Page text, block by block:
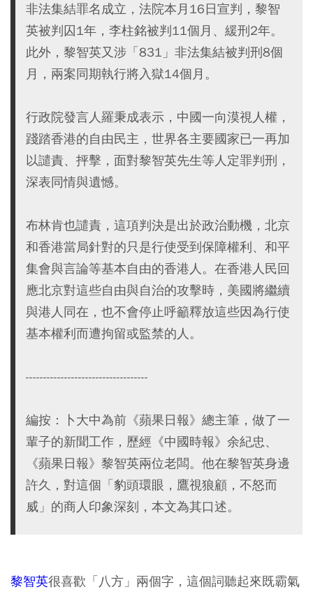
非法集結罪名成立，法院本月16日宣判，黎智
英被判囚1年，李柱銘被判11個月、緩刑2年。
此外，黎智英又涉「831」非法集結被判刑8個
月，兩案同期執行將入獄14個月。
行政院發言人羅秉成表示，中國一向漠視人權，
踐踏香港的自由民主，世界各主要國家已一再加
以譴責、抨擊，面對黎智英先生等人定罪判刑，
深表同情與遺憾。
布林肯也譴責，這項判決是出於政治動機，北京
和香港當局針對的只是行使受到保障權利、和平
集會與言論等基本自由的香港人。在香港人民回
應北京對這些自由與自治的攻擊時，美國將繼續
與港人同在，也不會停止呼籲釋放這些因為行使
基本權利而遭拘留或監禁的人。
-----------------------------------
編按：卜大中為前《蘋果日報》總主筆，做了一
輩子的新聞工作，歷經《中國時報》余紀忠、
《蘋果日報》黎智英兩位老闆。他在黎智英身邊
許久，對這個「豹頭環眼，鷹視狼顧，不怒而
威」的商人印象深刻，本文為其口述。
黎智英很喜歡「八方」兩個字，這個詞聽起來既霸氣